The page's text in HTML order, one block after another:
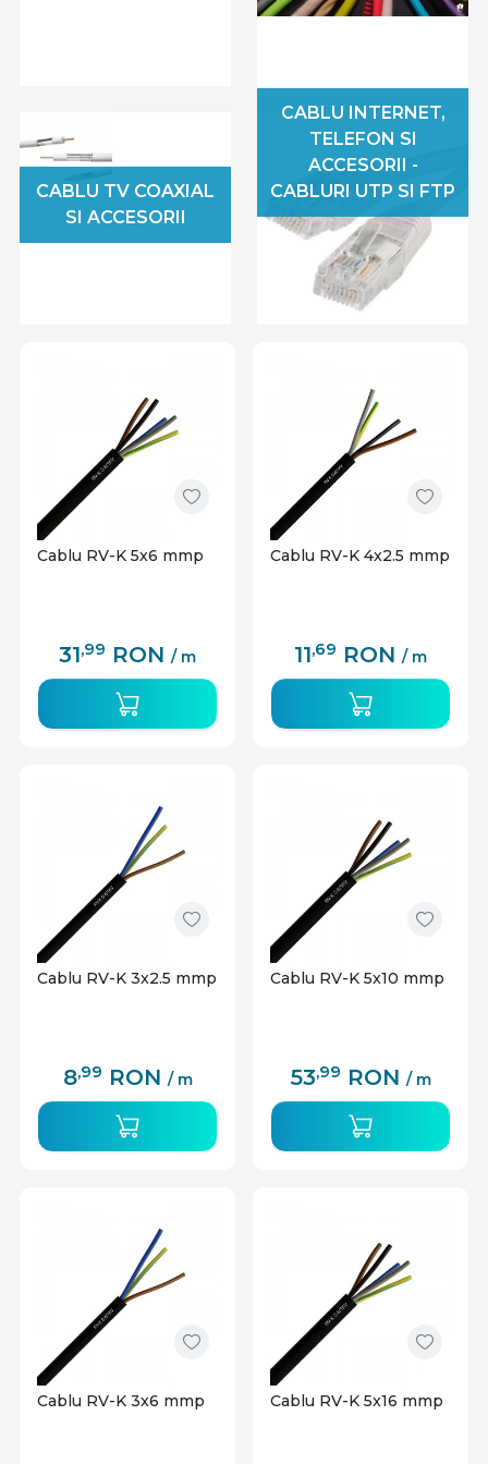
asigura o performanta constanta, cablurile
CABLU TV COAXIAL
SI ACCESORII
CABLU INTERNET,
TELEFON SI
ACCESORII -
CABLURI UTP SI FTP
Cablu RV-K 5x6 mmp
31,99 RON / m
Cablu RV-K 4x2.5 mmp
11,69 RON / m
Cablu RV-K 3x2.5 mmp
8,99 RON / m
Cablu RV-K 5x10 mmp
53,99 RON / m
Cablu RV-K 3x6 mmp Cablu RV-K 5x16 mmp